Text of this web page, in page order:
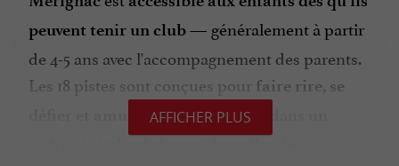
peuvent tenir un club— généralement à partir
de 4-5 ans avec l'accompagnement des parents.
Les 18 pistes sont conçues pour faire rire, se
petits et grands, dans un
cadre végétal qui change des salles de
AFFICHER PLUS